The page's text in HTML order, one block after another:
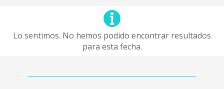
Lo sentimos. No hemos podido encontrar resultados
para esta fecha.